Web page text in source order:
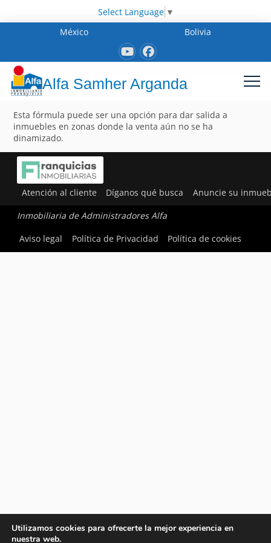
Select Language ▼
México
Bolivia
Alfa Samher Arganda
Esta fórmula puede ser una opción para dar salida a
inmuebles en zonas donde la venta aún no se ha
dinamizado.
Atención al cliente Díganos qué busca Anuncie su
Inmobiliaria de Administradores Alfa
Aviso legal
Política de Privacidad Política de cookies
Utilizamos cookies para ofrecerte la mejor experiencia en
nuestra web.